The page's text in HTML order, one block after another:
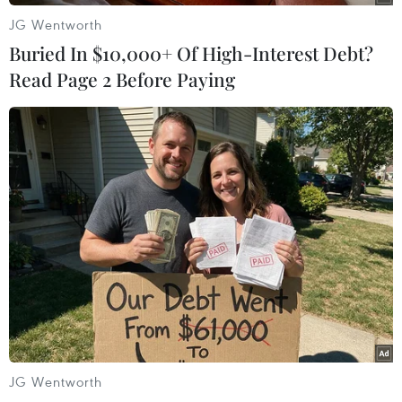
#Iran #Tên lửa Kavoshgar-4 #Vũ trụ
#Sinh vật
#Vệ tinh
Iran
Theo dõi VietnamPlus
JG Wentworth
Buried In $10,000+ Of High-Interest Debt?
Read Page 2 Before Paying
JG Wentworth